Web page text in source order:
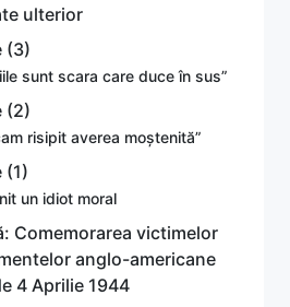
ulterior
(3)
sunt scara care duce în sus”
(2)
risipit averea moștenită”
(1)
un idiot moral
Comemorarea victimelor
anglo-americane
4 Aprilie 1944